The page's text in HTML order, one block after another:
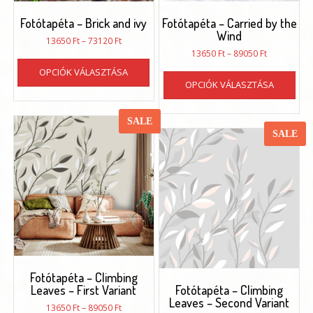
Fotótapéta – Brick and ivy
13650 Ft–73120 FtÁrtartomány:
73120 Ft
OPCIÓK VÁLASZTÁSA
Ennek
terméknek
több
variációja
van.
változatok
a
termékoldalon
választhatók
ki
Fotótapéta – Carried by the
Wind
13650 Ft– 89050 Ft
89050 Ft
OPCIÓK VÁLASZTÁSA
van.
SALE
Fotótapéta – Climbing
Leaves – First Variant
13650 Ft– 89050 FtÁrtartomány:
SALE
Fotótapéta – Climbing
Leaves – Second Variant